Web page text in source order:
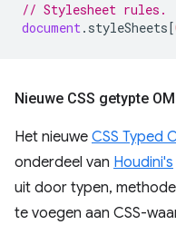
// Stylesheet rules.
document. styleSheets[
Nieuwe CSS getypte OM
Het nieuwe CSS Typed
onderdeel van Houdini's
uit door typen,
te voegen aan CSS-